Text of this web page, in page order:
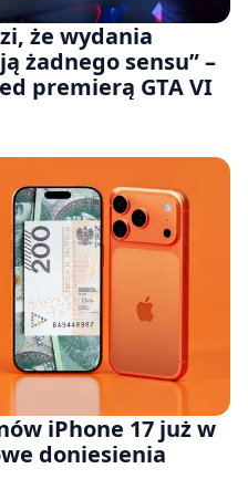
że wydania
żadnego sensu” –
premierą GTA VI
iPhone 17 już w
doniesienia